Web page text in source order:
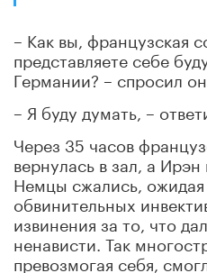
– Как вы, французская
представляете себе
Германии? – спросил он
– Я буду думать, –
Через 35 часов
вернулась в зал, а
Немцы сжались, ожидая
обвинительных
извинения за то, что
ненависти. Так
превозмогая себя,